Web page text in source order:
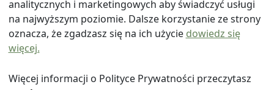
© 2026
analitycznych i marketingowych aby świadczyć usługi
na najwyższym poziomie. Dalsze korzystanie ze strony
oznacza, że zgadzasz się na ich użycie dowiedz się
więcej.
Więcej informacji o Polityce Prywatności przeczytasz